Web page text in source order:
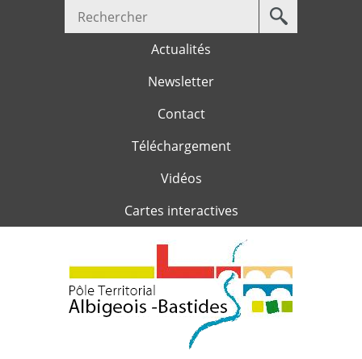
Jump to navigation
Votre
recherche
Actualités
Newsletter
Contact
Téléchargement
Vidéos
Cartes interactives